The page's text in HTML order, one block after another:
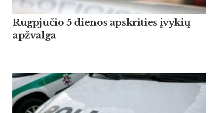
Rugpjūčio 5 dienos apskrities įvykių
apžvalga